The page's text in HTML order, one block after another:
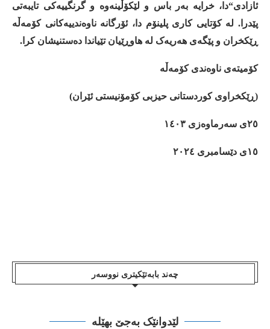
ئازادی“دا، خرایە بەر باس و لێکۆڵینەوە و گرنگییەکی تایبەتی
پێدرا . لە کۆتایی کاری پلینۆم دا، ئۆرگانە ناوەندییەکانی کۆمەڵە
ڕێکخران و پێگەی هەریەک لە هاوڕێیان تێیاندا دەستنیشان کرا .
کۆمیتەی ناوەندی کۆمەڵە
(ڕێکخراوی کوردستانی حیزبی کۆمۆنیستی ئێران)
٢٥ی سەرماوەزی ١٤٠٣
١٥ی دێسامبری ٢٠٢٤
چەند بابەتێکیتری نووسەر
لێدوانێک بەجێ بهێلە